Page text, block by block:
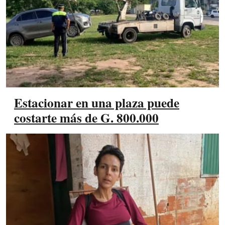
Estacionar en una plaza puede
costarte más de G. 800.000